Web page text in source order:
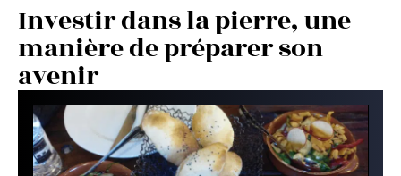
Investir dans la pierre, une
manière de préparer son
avenir